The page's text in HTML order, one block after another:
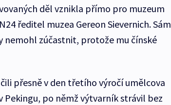
děl vznikla přímo pro muzeum
ředitel muzea Gereon Sievernich. Sám
nemohl zúčastnit, protože mu čínské
přesně v den třetího výročí umělcova
Pekingu, po němž výtvarník strávil bez